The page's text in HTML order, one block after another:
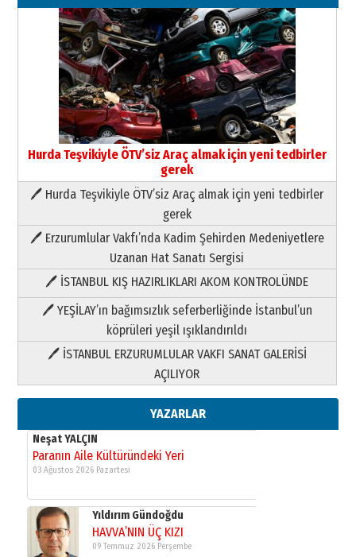
Hurda Teşvikiyle ÖTV’siz Araç almak için yeni tedbirler
gerek
🖊 Hurda Teşvikiyle ÖTV’siz Araç almak için yeni tedbirler
gerek
🖊 Erzurumlular Vakfı’nda Kadim Şehirden Medeniyetlere
Uzanan Hat Sanatı Sergisi
🖊 İSTANBUL KIŞ HAZIRLIKLARI AKOM KONTROLÜNDE
🖊 YEŞİLAY’ın bağımsızlık seferberliğinde İstanbul’un
köprüleri yeşil ışıklandırıldı
🖊 İSTANBUL ERZURUMLULAR VAKFI SANAT GALERİSİ
AÇILIYOR
YAZARLAR
Paranın Aile Kültüründeki Yeri
03 Ağustos 2026 Pazartesi
Yıldırım Gündoğdu
HAVVA’NIN ÜÇ KIZI
09 Temmuz 2026 Perşembe
Yusuf POLAT
Şampiyonluk Sebahattin Şirin’e
11 Mayıs 2026 Pazartesi
Neşat YALÇIN
Paranın Aile Kültüründeki Yeri
03 Ağustos 2026 Pazartesi
Yıldırım Gündoğdu
HAVVA’NIN ÜÇ KIZI
09 Temmuz 2026 Perşembe